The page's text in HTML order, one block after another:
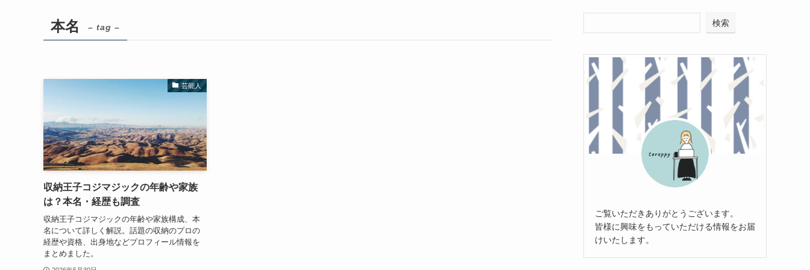
本名 – tag –
芸能人
収納王子コジマジックの年齢や家族
は？本名・経歴も調査
収納王子コジマジックの年齢や家族構成、本
名について詳しく解説。話題の収納のプロの
経歴や資格、出身地などプロフィール情報を
まとめました。
検索
ご覧いただきありがとうございます。
皆様に興味をもっていただける情報をお届
けいたします。